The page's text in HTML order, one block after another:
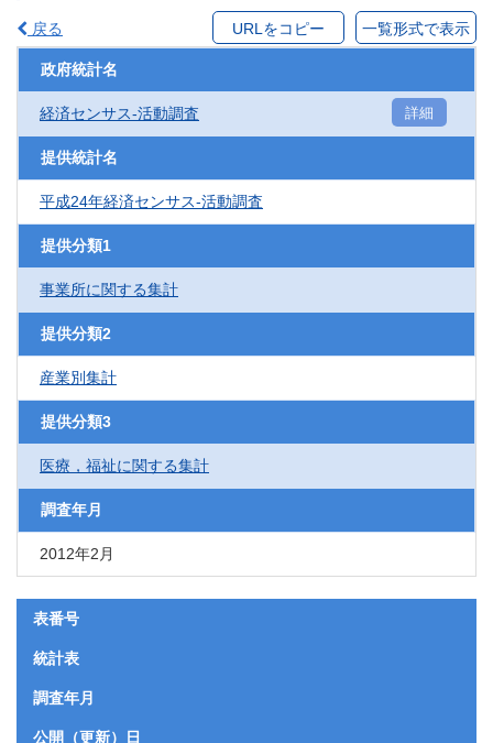
戻る URLをコピー 一覧形式で表示
政府統計名
経済センサス‐活動調査 詳細
提供統計名
平成24年経済センサス‐活動調査
提供分類1
事業所に関する集計
提供分類2
産業別集計
提供分類3
医療，福祉に関する集計
調査年月
2012年2月
表番号
統計表
調査年月
公開（更新）日